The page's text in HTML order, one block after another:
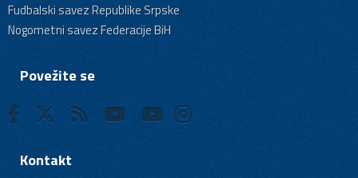
Fudbalski savez Republike Srpske
Nogometni savez Federacije BiH
Povežite se
Kontakt